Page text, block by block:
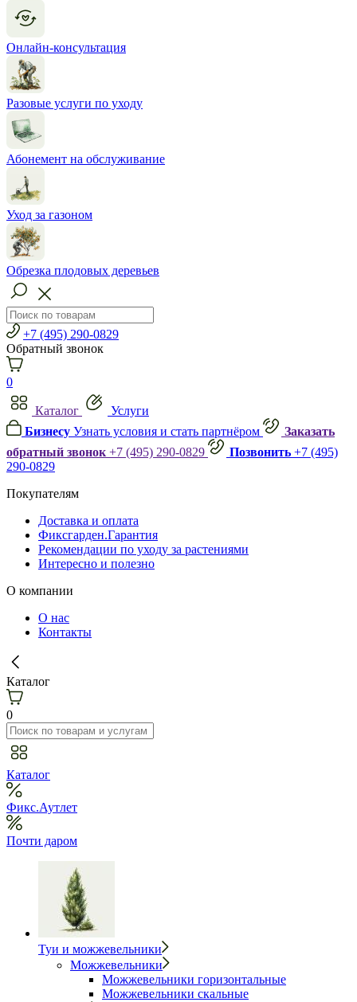
Онлайн-консультация
Разовые услуги по уходу
Абонемент на обслуживание
Уход за газоном
Обрезка плодовых деревьев
+7 (495) 290-0829
Обратный звонок
0
Каталог
Услуги
Бизнесу Узнать условия и стать партнёром
Заказать
обратный звонок +7 (495) 290-0829 Позвонить +7 (495)
290-0829
Покупателям
Доставка и оплата
Фиксгарден.Гарантия
Рекомендации по уходу за растениями
Интересно и полезно
О компании
О нас
Контакты
Каталог
0
Каталог
Фикс.Аутлет
Почти даром
Туи и можжевельники
Можжевельники
Можжевельники горизонтальные
Можжевельники скальные